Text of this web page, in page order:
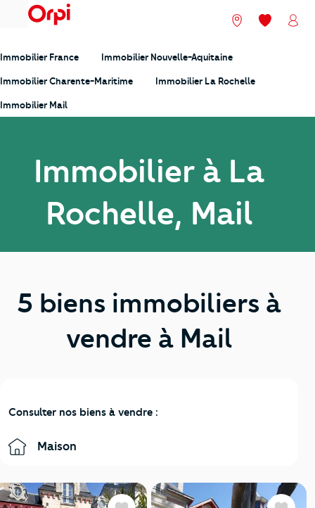
menu Nos agences
Mes
Immobilier France Immobilier Nouvelle-Aquitaine
Immobilier Charente-Maritime Immobilier La Rochelle
Immobilier Mail
Immobilier à La
Rochelle, Mail
5 biens immobiliers à
vendre à Mail
Consulter nos biens à vendre :
Maison